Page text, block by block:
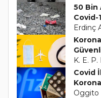
50 Bin
Covid-
Erdinç
K. E.
Covid
Oggito